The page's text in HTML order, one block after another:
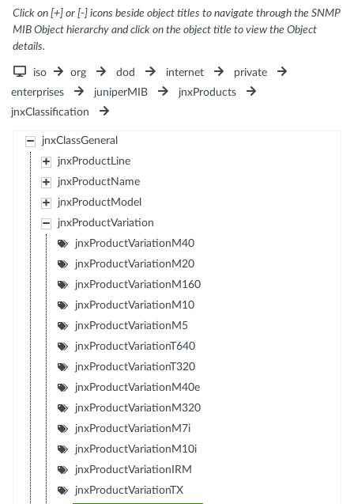
Click on [+] or [-] icons beside object titles to navigate through the SNMP
MIB Object hierarchy and click on the object title to view the Object
details.
iso org dod internet
private
enterprises
juniperMIB
jnxProducts
jnxClassification
jnxClassGeneral
jnxProductLine
jnxProductName
jnxProductModel
jnxProductVariation
jnxProductVariationM40
jnxProductVariationM20
jnxProductVariationM160
jnxProductVariationM10
jnxProductVariationM5
jnxProductVariationT640
jnxProductVariationT320
jnxProductVariationM40e
jnxProductVariationM320
jnxProductVariationM7i
jnxProductVariationM10i
jnxProductVariationIRM
jnxProductVariationTX